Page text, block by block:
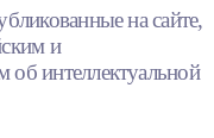
на сайте,
и
об интеллектуальной